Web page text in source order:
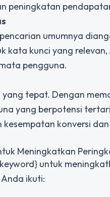
peningkatan
umumnya
kata kunci yang
pengguna.
tepat. Dengan
yang berpotensi
konversi
Meningkatkan
untuk
ikuti: